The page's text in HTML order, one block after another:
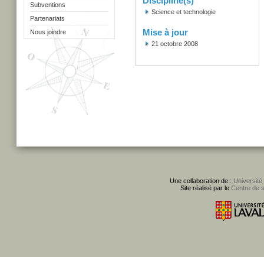
Subventions
Partenariats
Nous joindre
Science et technologie
Mise à jour
21 octobre 2008
Une collaboration de : Université
Site réalisé par le Centre de